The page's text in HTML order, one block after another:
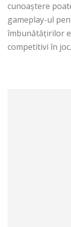
cunoaștere
gameplay-ul
îmbunătățirilor
competitivi în joc.